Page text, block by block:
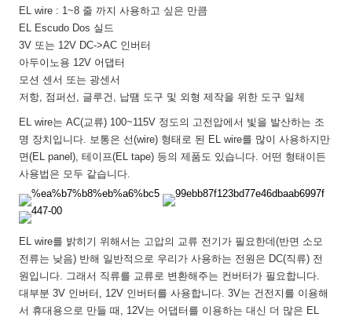
EL wire : 1~8 줄 까지 사용하고 싶은 만큼
EL Escudo Dos 실드
3V 또는 12V DC->AC 인버터
아두이노용 12V 어댑터
모션 센서 또는 광센서
저항, 점퍼선, 글루건, 납땜 도구 및 외형 제작을 위한 도구 일체
EL wire는 AC(교류) 100~115V 정도의 고전압에서 빛을 발산하는 조
명 장치입니다. 보통은 선(wire) 형태로 된 EL wire를 많이 사용하지만
면(EL panel), 테이프(EL tape) 등의 제품도 있습니다. 어떤 형태이든
사용법은 모두 같습니다.
EL wire를 밝히기 위해서는 고압의 교류 전기가 필요한데(반면 소모
전류는 낮음) 반해 일반적으로 우리가 사용하는 전원은 DC(직류) 전
원입니다. 그래서 직류를 교류로 변환해주는 컨버터가 필요합니다.
대부분 3V 인버터, 12V 인버터를 사용합니다. 3V는 건전지를 이용해
서 휴대용으로 만들 때, 12V는 어댑터를 이용하는 대신 더 많은 EL